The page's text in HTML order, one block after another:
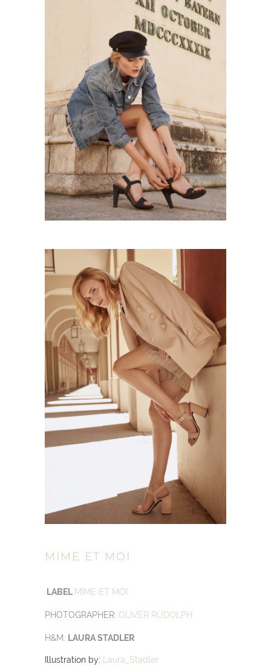
MIME ET MOI
LABEL MIME ET MOI
PHOTOGRAPHER: OLIVER RUDOLPH
H&M: LAURA STADLER
Illustration by: Laura_Stadler